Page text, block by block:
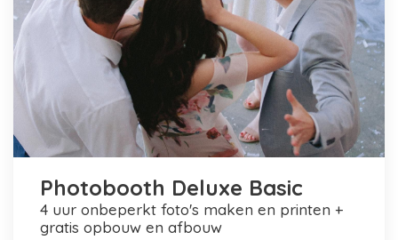
Photobooth Deluxe Basic
4 uur onbeperkt foto's maken en printen +
gratis opbouw en afbouw